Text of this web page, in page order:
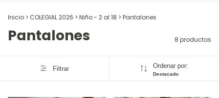
Inicio > COLEGIAL 2026 > Niño - 2 al 18 > Pantalones
Pantalones 8 productos
Filtrar Ordenar por:
Destacado